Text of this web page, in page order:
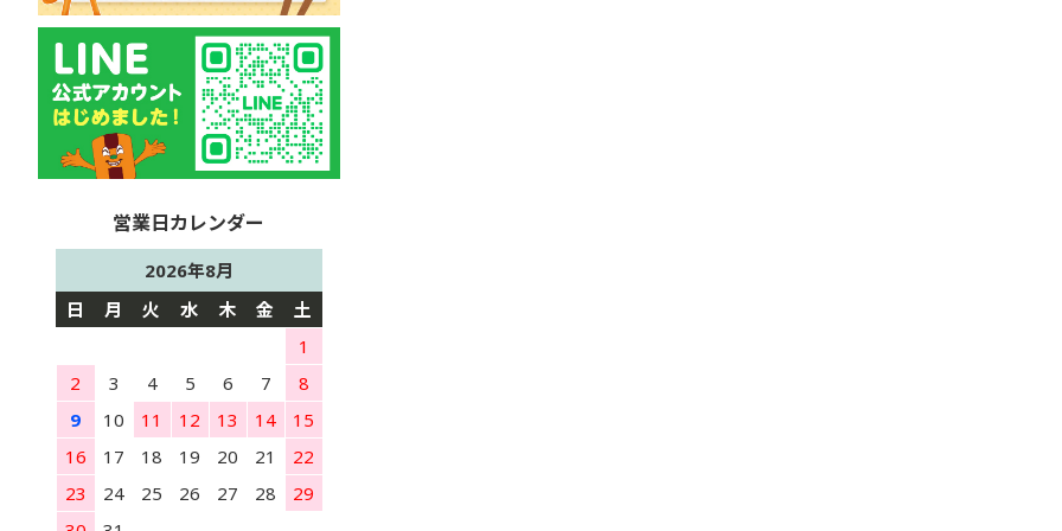
2026年8月
日
月 火 水 木 金
土
1
2
3 4 5 6 7
8
9
10 11 12 13 14
15
16
17 18 19 20 21
22
23
24 25 26 27 28
29